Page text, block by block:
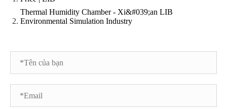
Thermal Humidity Chamber - Xi&#039;an LIB
Environmental Simulation Industry